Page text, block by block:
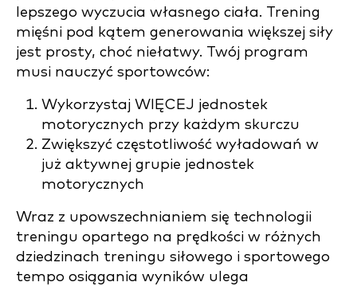
lepszego wyczucia własnego ciała. Trening
mięśni pod kątem generowania większej siły
jest prosty, choć niełatwy. Twój program
musi nauczyć sportowców:
Wykorzystaj WIĘCEJ jednostek
motorycznych przy każdym skurczu
Zwiększyć częstotliwość wyładowań w
już aktywnej grupie jednostek
motorycznych
Wraz z upowszechnianiem się technologii
treningu opartego na prędkości w różnych
dziedzinach treningu siłowego i sportowego
tempo osiągania wyników ulega